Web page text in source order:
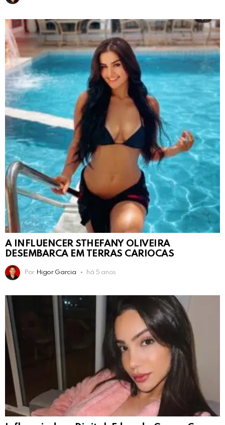
A INFLUENCER STHEFANY OLIVEIRA
DESEMBARCA EM TERRAS CARIOCAS
Por Higor Garcia há 5 anos